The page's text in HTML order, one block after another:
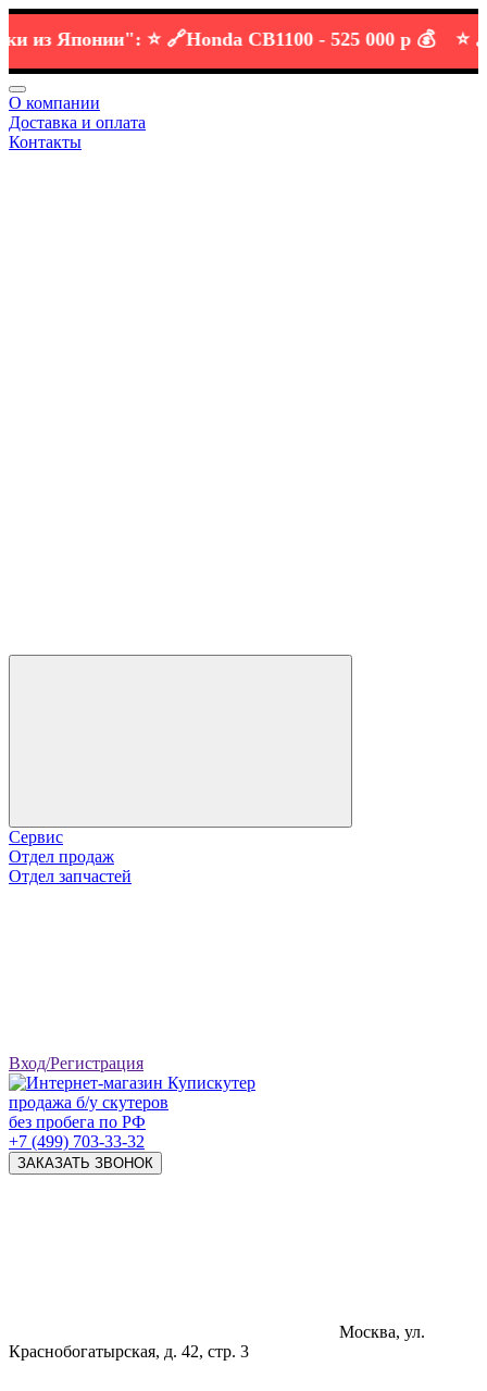
Японии": ⭐️ 🔗 Honda CB1100 -525 000 р 💰 ⭐️ 🔗
О компании
Доставка и оплата
Контакты
Сервис
Отдел продаж
Отдел запчастей
Вход/Регистрация
продажа б/у скутеров
без пробега по РФ
+7 (499) 703-33-32
ЗАКАЗАТЬ ЗВОНОК
Москва, ул.
Краснобогатырская, д. 42, стр. 3